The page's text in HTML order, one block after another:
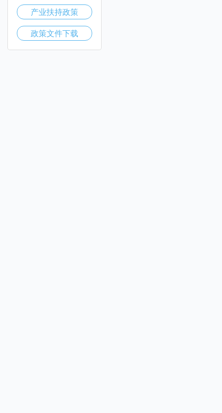
产业扶持政策
政策文件下载